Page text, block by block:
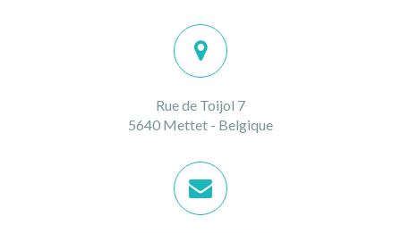
Rue de Toijol 7
5640 Mettet - Belgique